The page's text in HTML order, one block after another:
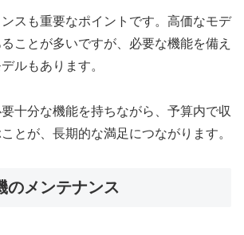
スも重要なポイントです。高価なモデ
ことが多いですが、必要な機能を備え
ルもあります。
十分な機能を持ちながら、予算内で収
とが、長期的な満足につながります。
のメンテナンス